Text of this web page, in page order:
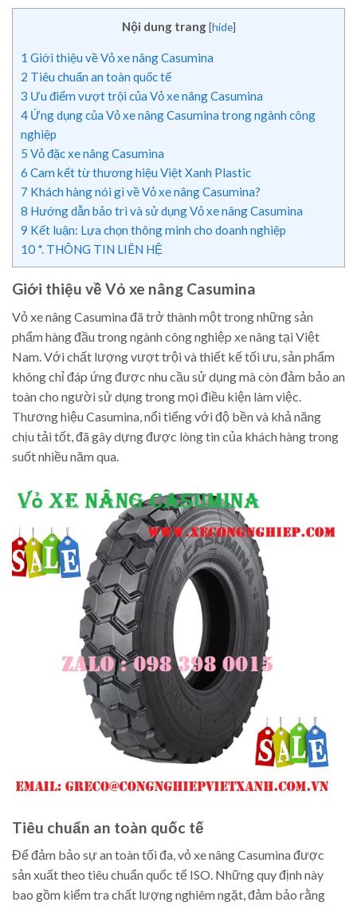
Nội dung trang [hide]
1 Giới thiệu về Vỏ xe nâng Casumina
2 Tiêu chuẩn an toàn quốc tế
3 Ưu điểm vượt trội của Vỏ xe nâng Casumina
4 Ứng dụng của Vỏ xe nâng Casumina trong ngành công
nghiệp
5 Vỏ đặc xe nâng Casumina
6 Cam kết từ thương hiệu Việt Xanh Plastic
7 Khách hàng nói gì về Vỏ xe nâng Casumina?
8 Hướng dẫn bảo trì và sử dụng Vỏ xe nâng Casumina
9 Kết luận: Lựa chọn thông minh cho doanh nghiệp
10 *. THÔNG TIN LIÊN HỆ
Giới thiệu về Vỏ xe nâng Casumina
Vỏ xe nâng Casumina đã trở thành một trong những sản
phẩm hàng đầu trong ngành công nghiệp xe nâng tại Việt
Nam. Với chất lượng vượt trội và thiết kế tối ưu, sản phẩm
không chỉ đáp ứng được nhu cầu sử dụng mà còn đảm bảo an
toàn cho người sử dụng trong mọi điều kiện làm việc.
Thương hiệu Casumina, nổi tiếng với độ bền và khả năng
chịu tải tốt, đã gây dựng được lòng tin của khách hàng trong
suốt nhiều năm qua.
Tiêu chuẩn an toàn quốc tế
Để đảm bảo sự an toàn tối đa, vỏ xe nâng Casumina được
sản xuất theo tiêu chuẩn quốc tế ISO. Những quy định này
bao gồm kiểm tra chất lượng nghiêm ngặt, đảm bảo rằng